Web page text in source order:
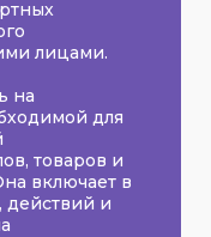
лицами.
на
для
товаров и
включает в
действий и